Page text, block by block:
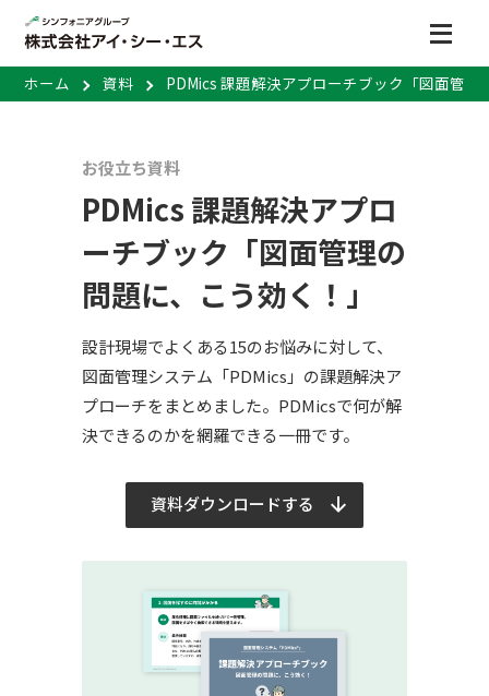
ホーム 資料 PDMics 課題解決アプローチブック「図面管
お役立ち資料
PDMics 課題解決アプロ
ーチブック「図面管理の
問題に、こう効く！」
設計現場でよくある15のお悩みに対して、
図面管理システム「PDMics」の課題解決ア
プローチをまとめました。PDMicsで何が解
決できるのかを網羅できる一冊です。
資料ダウンロードする